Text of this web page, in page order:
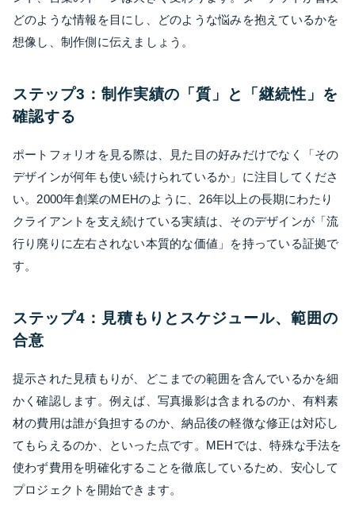
どのような情報を目にし、どのような悩みを抱えているかを
想像し、制作側に伝えましょう。
ステップ3：制作実績の「質」と「継続性」を
確認する
ポートフォリオを見る際は、見た目の好みだけでなく「その
デザインが何年も使い続けられているか」に注目してくださ
い。2000年創業のMEHのように、26年以上の長期にわたり
クライアントを支え続けている実績は、そのデザインが「流
行り廃りに左右されない本質的な価値」を持っている証拠で
す。
ステップ4：見積もりとスケジュール、範囲の
合意
提示された見積もりが、どこまでの範囲を含んでいるかを細
かく確認します。例えば、写真撮影は含まれるのか、有料素
材の費用は誰が負担するのか、納品後の軽微な修正は対応し
てもらえるのか、といった点です。MEHでは、特殊な手法を
使わず費用を明確化することを徹底しているため、安心して
プロジェクトを開始できます。